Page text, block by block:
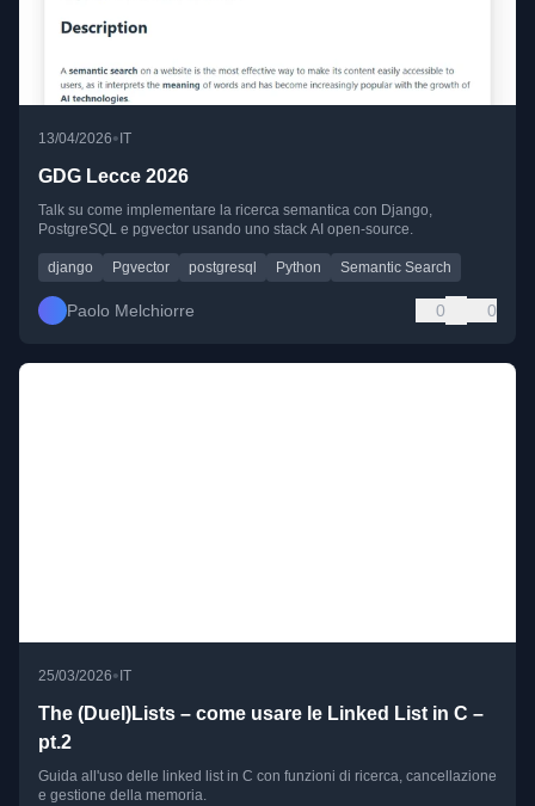
13/04/2026•IT
GDG Lecce 2026
Talk su come implementare la ricerca semantica con Django,
PostgreSQL e pgvector usando uno stack AI open-source.
django Pgvector postgresql Python Semantic Search
Paolo Melchiorre 0 0
25/03/2026• IT
The (Duel)Lists – come usare le Linked List in C –
pt.2
Guida all'uso delle linked list in C con funzioni di ricerca, cancellazione
e gestione della memoria.